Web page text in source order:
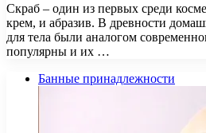
Скраб – один из первых среди
крем, и абразив. В древности
для тела были аналогом
популярны и их …
Банные принадлежности